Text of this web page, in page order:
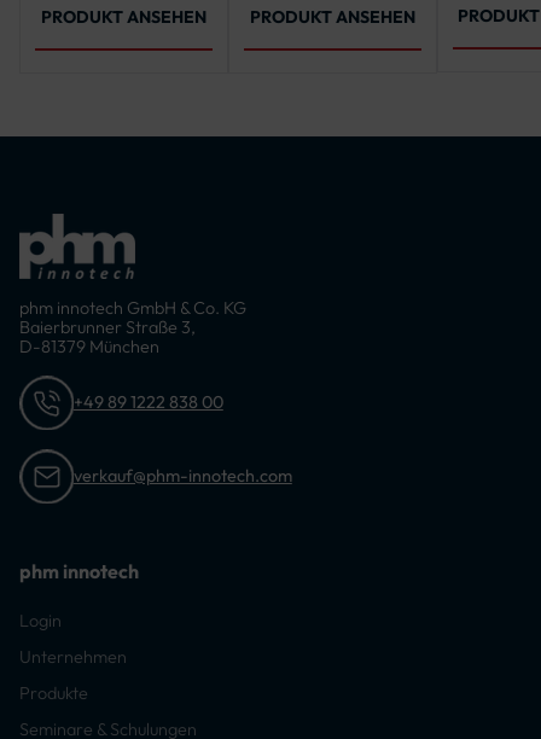
PRODUKT ANSEHEN
PRODUKT ANSEHEN
von 40-
phm innotech GmbH & Co. KG
Baierbrunner Straße 3,
D-81379 München
+49 89 1222 838 00
verkauf@phm-innotech.com
phm innotech
Login
Unternehmen
Produkte
Seminare & Schulungen